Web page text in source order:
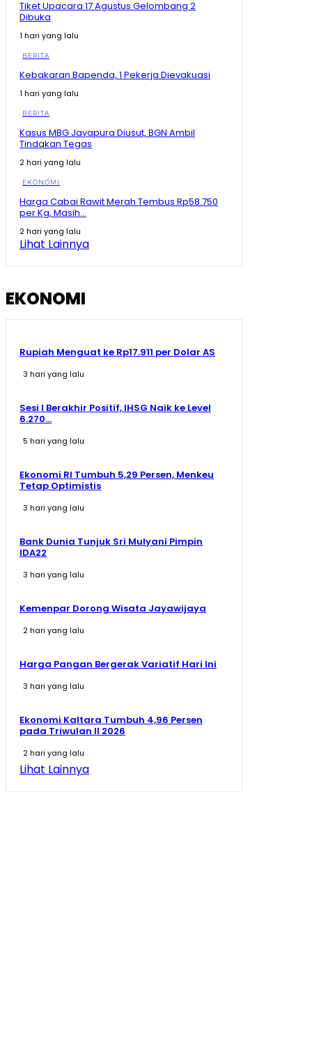
Bikin Amran Salut! Banyak Maba Undip Ternyata
Sudah Jadi Bibit Pengusaha
Mentan Amran Langsung Telepon Bulog
Mengapa Mentan Amran Sampai Bayari Kos
Mahasiswa 2 Tahun? Awalnya Cuma Dengar Curhat
Soal Beras
08:54
Kenapa Prabowo Sampai Kumpulkan Buku Pelajaran
02:15
Tiket Upacara 17 Agustus Gelombang 2
Dibuka
1 hari yang lalu
BERITA
Kebakaran Bapenda, 1 Pekerja Dievakuasi
1 hari yang lalu
BERITA
Kasus MBG Jayapura Diusut, BGN Ambil
Tindakan Tegas
2 hari yang lalu
EKONOMI
Harga Cabai Rawit Merah Tembus Rp58.750
per Kg, Masih...
2 hari yang lalu
Lihat Lainnya
EKONOMI
Rupiah Menguat ke Rp17.911 per Dolar AS
3 hari yang lalu
Sesi I Berakhir Positif, IHSG Naik ke Level
6.270...
5 hari yang lalu
Ekonomi RI Tumbuh 5,29 Persen, Menkeu
Tetap Optimistis
3 hari yang lalu
Bank Dunia Tunjuk Sri Mulyani Pimpin
IDA22
3 hari yang lalu
Kemenpar Dorong Wisata Jayawijaya
2 hari yang lalu
Harga Pangan Bergerak Variatif Hari Ini
3 hari yang lalu
Ekonomi Kaltara Tumbuh 4,96 Persen
pada Triwulan II 2026
2 hari yang lalu
Lihat Lainnya